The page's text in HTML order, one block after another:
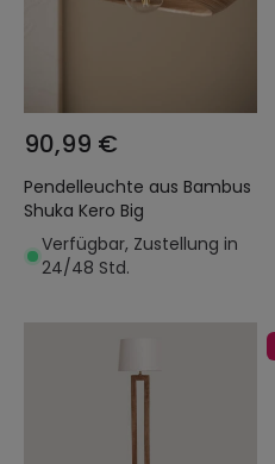
90,99 €
Pendelleuchte aus Bambus
Shuka Kero Big
Verfügbar, Zustellung in
24/48 Std.